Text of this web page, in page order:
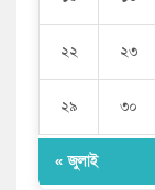
২২ ২৩
২৯ ৩০
« জুলাই